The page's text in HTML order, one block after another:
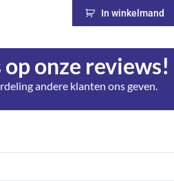
In winkelmand
onze reviews!
andere klanten ons geven.